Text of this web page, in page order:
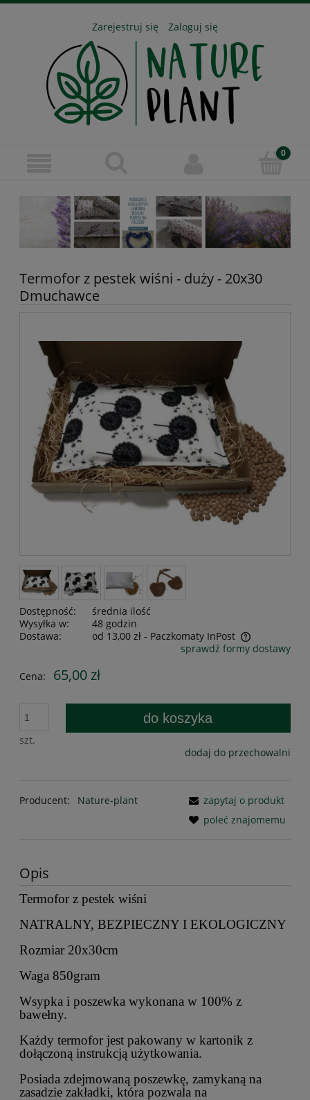
Zarejestruj się Zaloguj się
Termofor z pestek wiśni - duży - 20x30
Dmuchawce
Dostępność:
średnia ilość
Wysyłka w:
48 godzin
Dostawa:
od 13,00 zł - Paczkomaty InPost
Cena nie zawiera ewentualnych kosztów płatności
sprawdź formy dostawy
Cena: 65,00 zł
szt.
do koszyka
dodaj do przechowalni
Producent: Nature-plant
zapytaj o produkt
poleć znajomemu
Opis
Termofor z pestek wiśni
NATRALNY, BEZPIECZNY I EKOLOGICZNY
Rozmiar 20x30cm
Waga 850gram
Wsypka i poszewka wykonana w 100% z
bawełny.
Każdy termofor jest pakowany w kartonik z
dołączoną instrukcją użytkowania.
Posiada zdejmowaną poszewkę, zamykaną na
zasadzie zakładki, która pozwala na